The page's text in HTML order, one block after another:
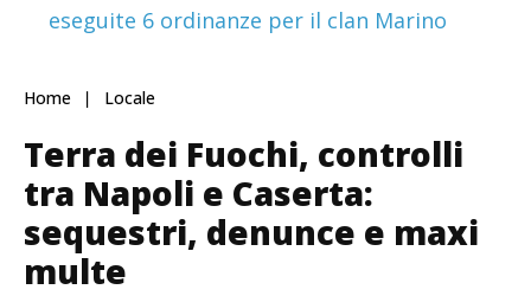
eseguite 6 ordinanze per il clan Marino
Home Locale
Terra dei Fuochi, controlli
tra Napoli e Caserta:
sequestri, denunce e maxi
multe